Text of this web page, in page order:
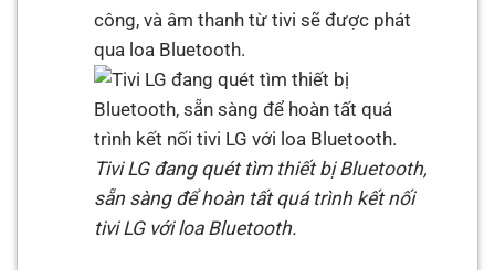
công, và âm thanh từ tivi sẽ được phát
qua loa Bluetooth.
Tivi LG đang quét tìm thiết bị Bluetooth,
sẵn sàng để hoàn tất quá trình kết nối
tivi LG với loa Bluetooth.